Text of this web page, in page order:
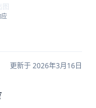
图
更新于 2026年3月16日